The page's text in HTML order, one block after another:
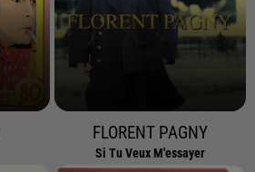
FLORENT PAGNY
Si Tu Veux M'essayer